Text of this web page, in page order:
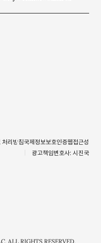
처리방침국제정보보호인증웹접근성
광고책임변호사: 시진국
ALL RIGHTS RESERVED.